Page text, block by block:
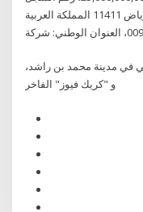
التجاري: 1010000096، صندوق بريد: 28 الرياض 11411 المملكة العربية
في مدينة محمد بن راشد،
و "كريك فيوز" الفاخر